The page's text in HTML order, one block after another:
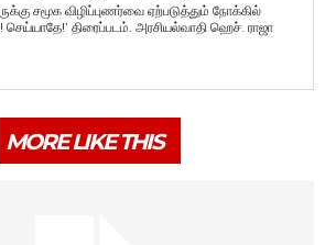
சமூக விழிப்புணர்வை ஏற்படுத்தும் நோக்கில்
செய்யாதே!’ திரைப்படம். அரசியல்வாதி ஹெச். ராஜா
MORE LIKE THIS